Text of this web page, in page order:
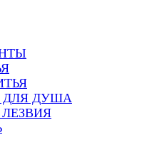
ДЛЯ ДУША